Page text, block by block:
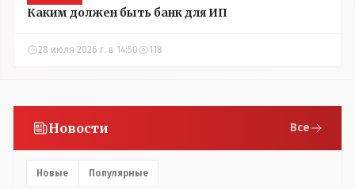
Каким должен быть банк для ИП
28 июля 2026 г. в 14:50 118
Новости Все
Новые Популярные